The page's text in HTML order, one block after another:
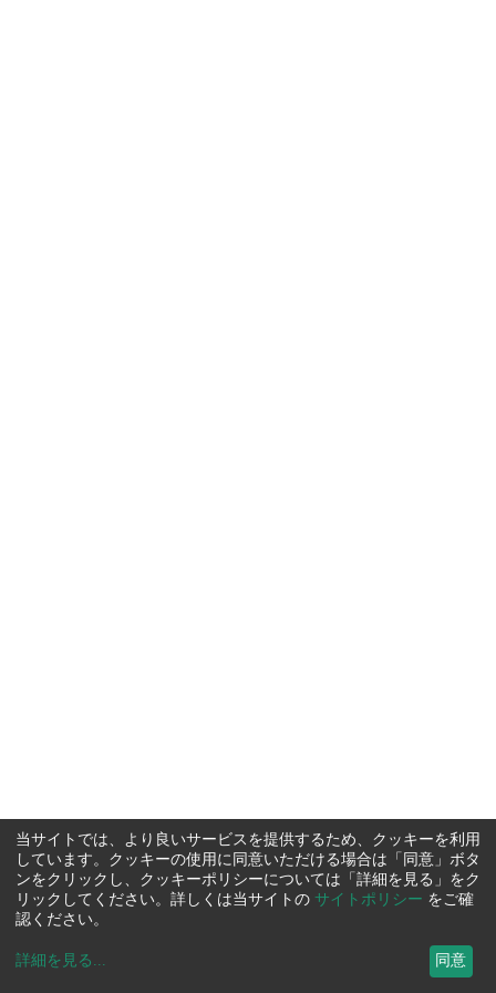
当サイトでは、より良いサービスを提供するため、クッキーを利用
しています。クッキーの使用に同意いただける場合は「同意」ボタ
ンをクリックし、クッキーポリシーについては「詳細を見る」をク
リックしてください。詳しくは当サイトの サイトポリシー をご確
認ください。
詳細を見る ... 同意